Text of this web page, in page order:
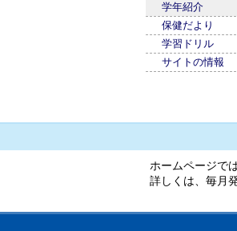
学年紹介
保健だより
学習ドリル
サイトの情報
ホームページで
詳しくは、毎月